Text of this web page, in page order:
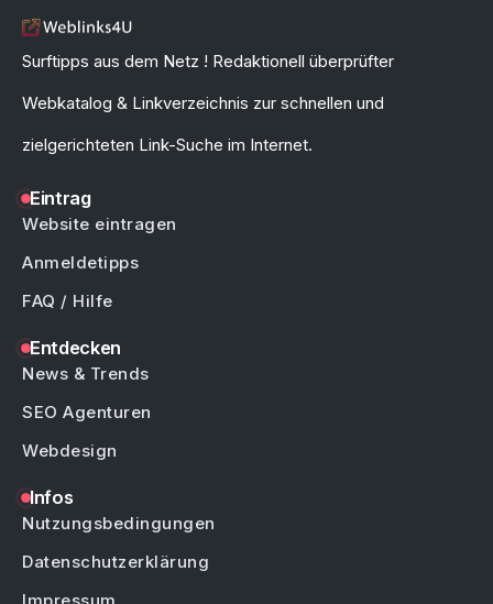
Surftipps aus dem Netz ! Redaktionell überprüfter
Webkatalog & Linkverzeichnis zur schnellen und
zielgerichteten Link-Suche im Internet.
Eintrag
Website eintragen
Anmeldetipps
FAQ / Hilfe
Entdecken
News & Trends
SEO Agenturen
Webdesign
Infos
Nutzungsbedingungen
Datenschutzerklärung